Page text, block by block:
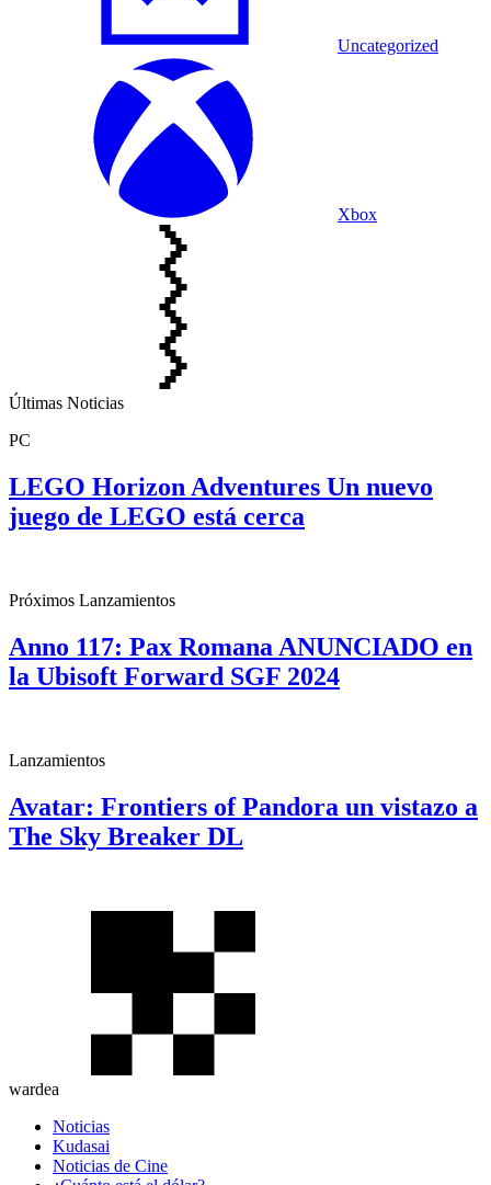
Uncategorized
Xbox
Últimas Noticias
PC
LEGO Horizon Adventures Un nuevo
juego de LEGO está cerca
Próximos Lanzamientos
Anno 117: Pax Romana ANUNCIADO en
la Ubisoft Forward SGF 2024
Lanzamientos
Avatar: Frontiers of Pandora un vistazo a
The Sky Breaker DL
wardea
Noticias
Kudasai
Noticias de Cine